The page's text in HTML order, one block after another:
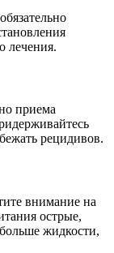
лечения.
приема
рецидивов.
внимание на
острые,
жидкости,